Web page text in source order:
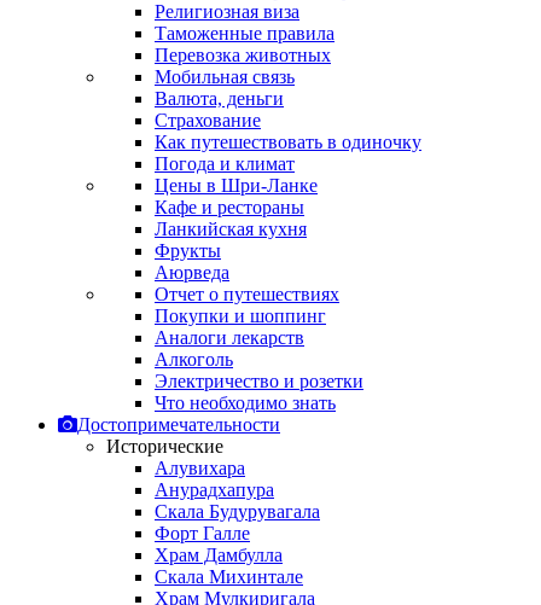
Религиозная виза
Таможенные правила
Перевозка животных
Мобильная связь
Валюта, деньги
Страхование
Как путешествовать в одиночку
Погода и климат
Цены в Шри-Ланке
Кафе и рестораны
Ланкийская кухня
Фрукты
Аюрведа
Отчет о путешествиях
Покупки и шоппинг
Аналоги лекарств
Алкоголь
Электричество и розетки
Что необходимо знать
Достопримечательности
Исторические
Алувихара
Анурадхапура
Скала Будурувагала
Форт Галле
Храм Дамбулла
Скала Михинтале
Храм Мулкиригала